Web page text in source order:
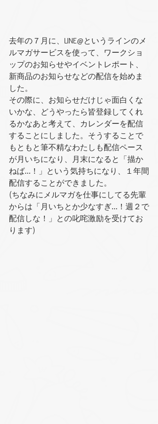
去年の７月に、LINE@というラインのメ
ルマガサービスを使って、ワークショ
ップのお知らせやイベントレポート、
新商品のお知らせなどの配信を始めま
した。
その際に、お知らせだけじゃ面白くな
いかな、どうやったら皆登録してくれ
るかなあと考えて、カレンダーを配信
することにしました。そうすることで
もともと筆不精なわたしも配信ペース
が月いちになり、月末になると「描か
ねば…！」という気持ちになり、１年間
配信することができました。
(ちなみにメルマガを仕事にしてる先輩
からは「月いちとか少なすぎ…！週２で
配信しな！」との叱咤激励を受けてお
ります)